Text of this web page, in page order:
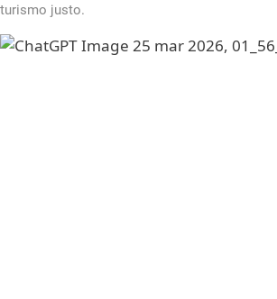
turismo justo.